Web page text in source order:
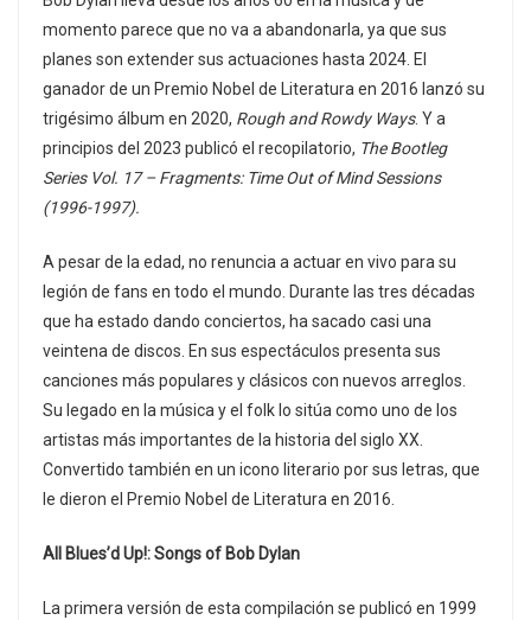
momento parece que no va a abandonarla, ya que sus
planes son extender sus actuaciones hasta 2024. El
ganador de un Premio Nobel de Literatura en 2016 lanzó su
trigésimo álbum en 2020, Rough and Rowdy Ways. Y a
principios del 2023 publicó el recopilatorio, The Bootleg
Series Vol. 17 – Fragments: Time Out of Mind Sessions
(1996-1997).
A pesar de la edad, no renuncia a actuar en vivo para su
legión de fans en todo el mundo. Durante las tres décadas
que ha estado dando conciertos, ha sacado casi una
veintena de discos. En sus espectáculos presenta sus
canciones más populares y clásicos con nuevos arreglos.
Su legado en la música y el folk lo sitúa como uno de los
artistas más importantes de la historia del siglo XX.
Convertido también en un icono literario por sus letras, que
le dieron el Premio Nobel de Literatura en 2016.
All Blues’d Up!: Songs of Bob Dylan
La primera versión de esta compilación se publicó en 1999